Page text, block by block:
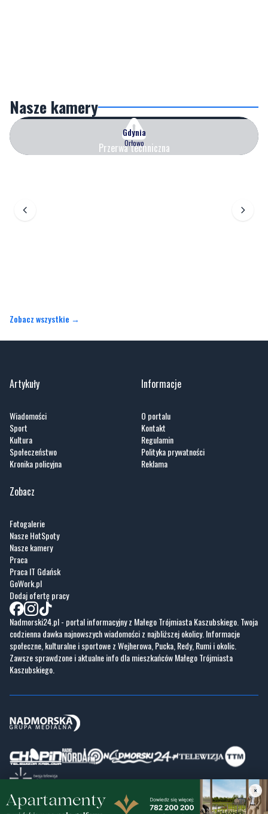
Nasze kamery
Przerwa techniczna
Gdynia
Orłowo
Zobacz wszystkie →
Artykuły
Wiadomości
Sport
Kultura
Społeczeństwo
Kronika policyjna
Informacje
O portalu
Kontakt
Regulamin
Polityka prywatności
Reklama
Zobacz
Fotogalerie
Nasze HotSpoty
Nasze kamery
Praca
Praca IT Gdańsk
GoWork.pl
Dodaj ofertę pracy
Nadmorski24.pl - portal informacyjny z Małego Trójmiasta Kaszubskiego. Twoja
codzienna dawka najnowszych wiadomości z najbliższej okolicy. Informacje
społeczne, kulturalne i sportowe z Wejherowa, Pucka, Redy, Rumi i okolic.
Zawsze sprawdzone i aktualne info dla mieszkańców Małego Trójmiasta
Kaszubskiego.
Copyrights © Nadmorski24.pl 2026 r.
Projekt i wykonaniePixlab.pl
×